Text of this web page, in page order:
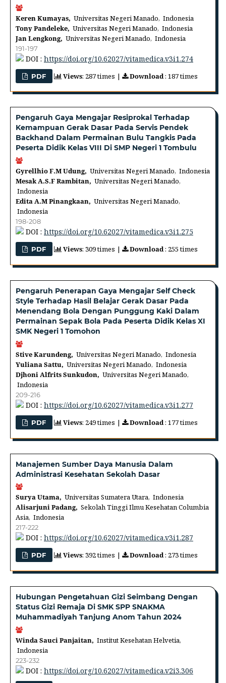
Keren Kumayas, Universitas Negeri Manado, Indonesia
Tony Pandeleke, Universitas Negeri Manado, Indonesia
Jan Lengkong, Universitas Negeri Manado, Indonesia
191-197
DOI : https://doi.org/10.62027/vitamedica.v3i1.274
PDF Views: 287 times | Download: 187 times
Pengaruh Gaya Mengajar Resiprokal Terhadap
Kemampuan Gerak Dasar Pada Servis Pendek
Backhand Dalam Permainan Bulu Tangkis Pada
Peserta Didik Kelas VIII Di SMP Negeri 1 Tombulu
Gyrellhio F.M Udung, Universitas Negeri Manado, Indonesia
Mesak A.S.F Rambitan, Universitas Negeri Manado,
Indonesia
Edita A.M Pinangkaan, Universitas Negeri Manado,
Indonesia
198-208
DOI : https://doi.org/10.62027/vitamedica.v3i1.275
PDF Views: 309 times | Download: 255 times
Pengaruh Penerapan Gaya Mengajar Self Check
Style Terhadap Hasil Belajar Gerak Dasar Pada
Menendang Bola Dengan Punggung Kaki Dalam
Permainan Sepak Bola Pada Peserta Didik Kelas XI
SMK Negeri 1 Tomohon
Stive Karundeng, Universitas Negeri Manado, Indonesia
Yuliana Sattu, Universitas Negeri Manado, Indonesia
Djhoni Alfrits Sunkudon, Universitas Negeri Manado,
Indonesia
209-216
DOI : https://doi.org/10.62027/vitamedica.v3i1.277
PDF Views: 249 times | Download: 177 times
Manajemen Sumber Daya Manusia Dalam
Administrasi Kesehatan Sekolah Dasar
Surya Utama, Universitas Sumatera Utara, Indonesia
Alisarjuni Padang, Sekolah Tinggi Ilmu Kesehatan Columbia
Asia, Indonesia
217-222
DOI : https://doi.org/10.62027/vitamedica.v3i1.287
PDF Views: 392 times | Download: 273 times
Hubungan Pengetahuan Gizi Seimbang Dengan
Status Gizi Remaja Di SMK SPP SNAKMA
Muhammadiyah Tanjung Anom Tahun 2024
Winda Sauci Panjaitan, Institut Kesehatan Helvetia,
Indonesia
223-232
DOI : https://doi.org/10.62027/vitamedica.v2i3.306